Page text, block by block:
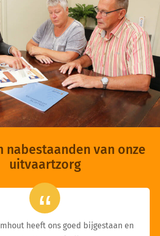
nabestaanden van onze
uitvaartzorg
heeft ons goed bijgestaan en